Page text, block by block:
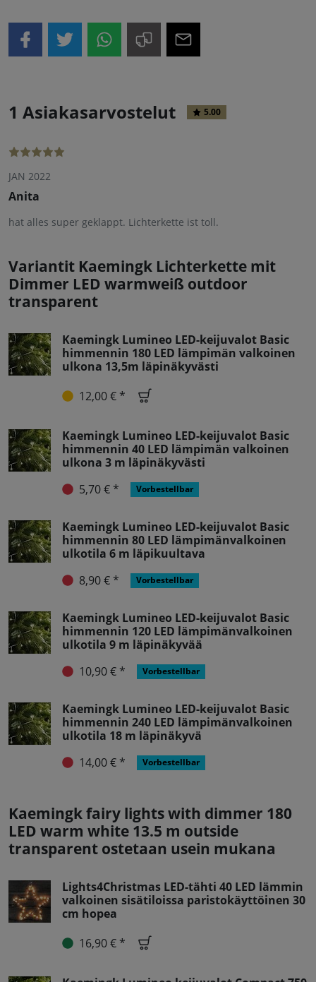
1 Asiakasarvostelut 5.00
JAN 2022
Anita
hat alles super geklappt. Lichterkette ist toll.
Variantit Kaemingk Lichterkette mit
Dimmer LED warmweiß outdoor
transparent
Kaemingk Lumineo LED-keijuvalot Basic
himmennin 180 LED lämpimän valkoinen
ulkona 13,5m läpinäkyvästi
12,00 € *
Kaemingk Lumineo LED-keijuvalot Basic
himmennin 40 LED lämpimän valkoinen
ulkona 3 m läpinäkyvästi
5,70 € *
Vorbestellbar
Kaemingk Lumineo LED-keijuvalot Basic
himmennin 80 LED lämpimänvalkoinen
ulkotila 6 m läpikuultava
8,90 € *
Vorbestellbar
Kaemingk Lumineo LED-keijuvalot Basic
himmennin 120 LED lämpimänvalkoinen
ulkotila 9 m läpinäkyvää
10,90 € *
Vorbestellbar
Kaemingk Lumineo LED-keijuvalot Basic
himmennin 240 LED lämpimänvalkoinen
ulkotila 18 m läpinäkyvä
14,00 € *
Vorbestellbar
Kaemingk fairy lights with dimmer 180
LED warm white 13.5 m outside
transparent ostetaan usein mukana
Lights4Christmas LED-tähti 40 LED lämmin
valkoinen sisätiloissa paristokäyttöinen 30
cm hopea
16,90 € *